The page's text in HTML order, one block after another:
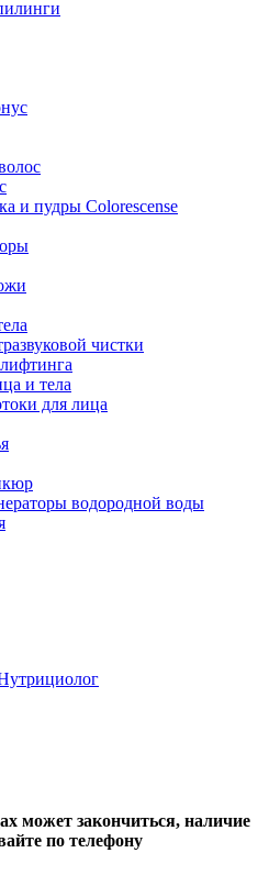
и пудры Colorescense
чистки
и тела
для лица
водородной воды
может закончиться, наличие
по телефону